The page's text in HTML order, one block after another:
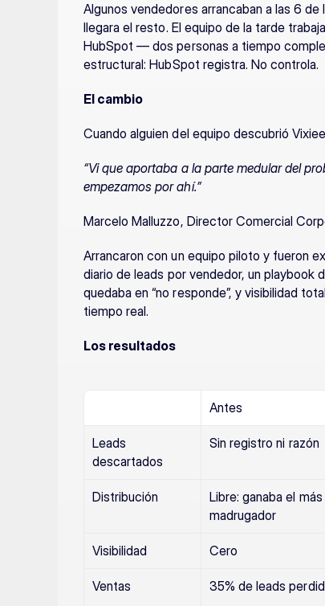
Algunos vendedores arrancaban a las 6
llegara el resto. El equipo de la tarde
HubSpot — dos personas a tiempo
estructural: HubSpot registra. No controla.
El cambio
Cuando alguien del equipo descubrió
“Vi que aportaba a la parte medular del
empezamos por ahí.”
Marcelo Malluzzo, Director Comercial
Arrancaron con un equipo piloto y fueron
diario de leads por vendedor, un
quedaba en “no responde”, y visibilidad
tiempo real.
Los resultados
Antes
Leads
descartados
Sin registro ni razón
Distribución
Libre: ganaba el más
madrugador
Visibilidad Cero
Ventas 35% de leads